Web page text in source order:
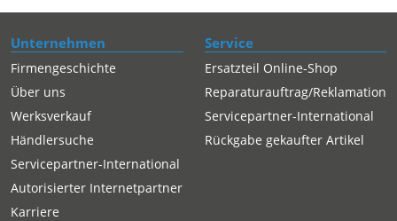
Unternehmen
Firmengeschichte
Über uns
Werksverkauf
Händlersuche
Servicepartner-International
Autorisierter Internetpartner
Karriere
Service
Ersatzteil Online-Shop
Reparaturauftrag/Reklamation
Servicepartner-International
Rückgabe gekaufter Artikel